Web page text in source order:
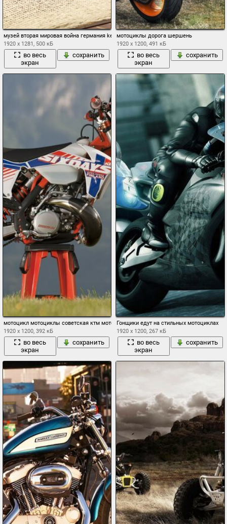
музей вторая мировая война германия kettenkrad hk 101 sd kfz 2 полугусеничный
1920 x 1281, 500 кБ
во весь
экран
сохранить
мотоциклы дорога шершень
1920 x 1200, 491 кБ
во весь
экран
сохранить
мотоцикл мотоциклы советская ктм мото
1920 x 1200, 392 кБ
во весь
экран
сохранить
Гонщики едут на стильных мотоциклах
1920 x 1200, 267 кБ
во весь
экран
сохранить